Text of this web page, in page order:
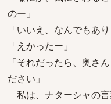
のー」
「いいえ、なんでもあり
「えかったー」
「それだったら、奥さ
ださい」
私は、ナターシャの